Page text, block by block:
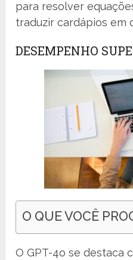
para resolver
traduzir cardápios em
DESEMPENHO
O QUE VOCÊ
O GPT-4o se destaca